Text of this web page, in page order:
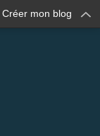
Créer mon blog